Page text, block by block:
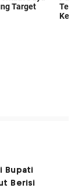
Bupati
Berisi